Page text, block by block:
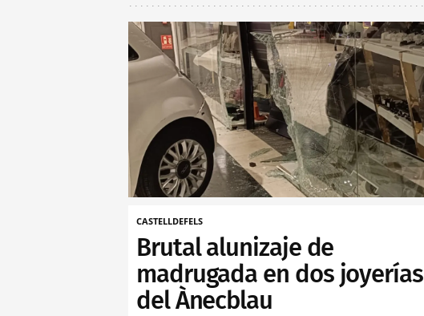
CASTELLDEFELS
Brutal alunizaje de
madrugada en dos joyerías
del Ànecblau